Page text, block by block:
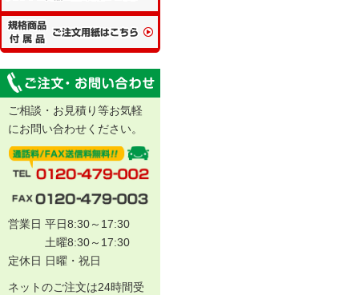
ご相談・お見積り等お気軽
にお問い合わせください。
営業日 平日8:30～17:30
土曜8:30～17:30
定休日 日曜・祝日
ネットのご注文は24時間受